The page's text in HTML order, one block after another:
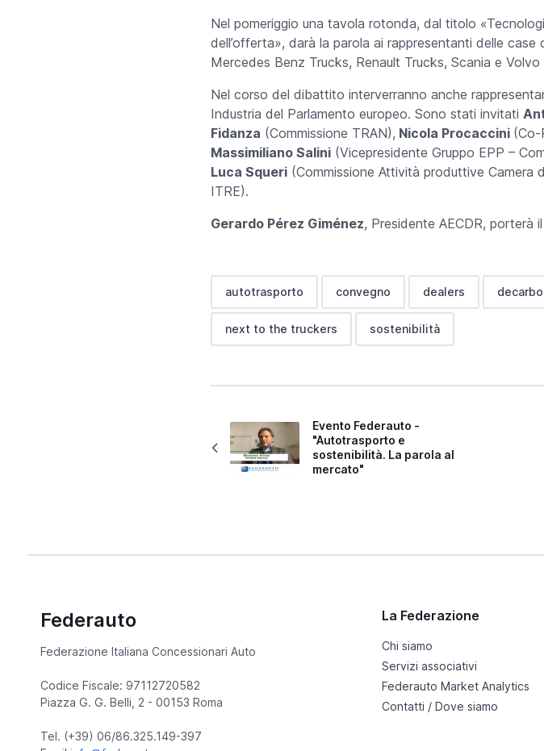
Nel pomeriggio una tavola rotonda, dal titolo
dell’offerta», darà la parola ai rappresentanti delle
Mercedes Benz Trucks, Renault Trucks, Scania e Volvo
Nel corso del dibattito interverranno anche
Industria del Parlamento europeo. Sono stati invitati
Fidanza (Commissione TRAN), Nicola Procaccini (Co-
Massimiliano Salini (Vicepresidente Gruppo EPP –
Luca Squeri (Commissione Attività produttive Camera
ITRE).
Gerardo Pérez Giménez, Presidente AECDR, porterà
autotrasporto convegno dealers
next to the truckers sostenibilità
Evento Federauto -
"Autotrasporto e
sostenibilità. La parola al
mercato"
Federauto
Federazione Italiana Concessionari Auto
Codice Fiscale: 97112720582
Piazza G. G. Belli, 2 - 00153 Roma
Tel. (+39) 06/86.325.149-397
La Federazione
Chi siamo
Servizi associativi
Federauto Market Analytics
Contatti / Dove siamo